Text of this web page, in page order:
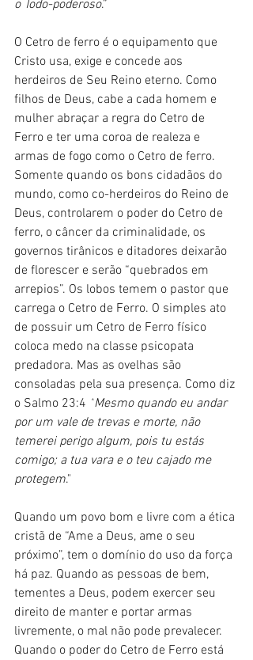
o Todo-poderoso.”
O Cetro de ferro é o equipamento que
Cristo usa, exige e concede aos
herdeiros de Seu Reino eterno. Como
filhos de Deus, cabe a cada homem e
mulher abraçar a regra do Cetro de
Ferro e ter uma coroa de realeza e
armas de fogo como o Cetro de ferro.
Somente quando os bons cidadãos do
mundo, como co-herdeiros do Reino de
Deus, controlarem o poder do Cetro de
ferro, o câncer da criminalidade, os
governos tirânicos e ditadores deixarão
de florescer e serão “quebrados em
arrepios”. Os lobos temem o pastor que
carrega o Cetro de Ferro. O simples ato
de possuir um Cetro de Ferro físico
coloca medo na classe psicopata
predadora. Mas as ovelhas são
consoladas pela sua presença. Como diz
o Salmo 23:4 “Mesmo quando eu andar
por um vale de trevas e morte, não
temerei perigo algum, pois tu estás
comigo; a tua vara e o teu cajado me
protegem."
Quando um povo bom e livre com a ética
cristã de “Ame a Deus, ame o seu
próximo”, tem o domínio do uso da força
há paz. Quando as pessoas de bem,
tementes a Deus, podem exercer seu
direito de manter e portar armas
livremente, o mal não pode prevalecer.
Quando o poder do Cetro de Ferro está